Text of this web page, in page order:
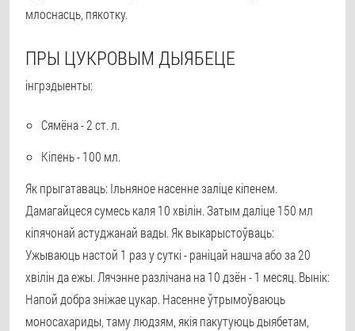
млоснасць, пякотку.
ПРЫ ЦУКРОВЫМ ДЫЯБЕЦЕ
інгрэдыенты:
Сямёна - 2 ст. л.
Кіпень - 100 мл.
Як прыгатаваць: Ільняное насенне заліце кіпенем.
Дамагайцеся сумесь каля 10 хвілін. Затым даліце 150 мл
кіпячонай астуджанай вады. Як выкарыстоўваць:
Ужываюць настой 1 раз у суткі - раніцай нашча або за 20
хвілін да ежы. Лячэнне разлічана на 10 дзён - 1 месяц. Вынік:
Напой добра зніжае цукар. Насенне ўтрымоўваюць
моносахариды, таму людзям, якія пакутуюць дыябетам,